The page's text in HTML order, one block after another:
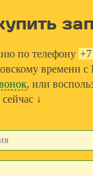
по телефону
времени
, или
↓